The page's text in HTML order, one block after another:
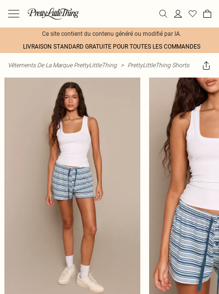
Ce site contient du contenu généré ou modifié par IA.
LIVRAISON STANDARD GRATUITE POUR TOUTES LES COMMANDES
Vêtements De La Marque PrettyLittleThing > PrettyLittleThing Shorts